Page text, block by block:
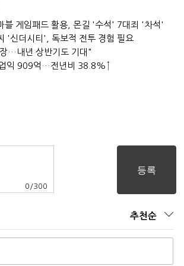
블 게임패드 활용, 몬길 '수석' 7대죄 '차석'
'신더시티', 독보적 전투 경험 필요
…내년 상반기도 기대"
익 909억…전년비 38.8%↑
0 /300
추천순